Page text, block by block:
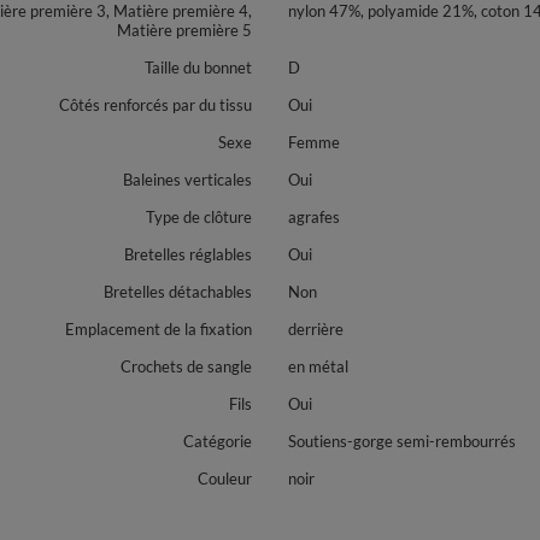
première 3, Matière première 4,
Matière première 5
nylon 47%, polyamide 21%, coton
Taille du bonnet
D
Côtés renforcés par du tissu
Oui
Sexe
Femme
Baleines verticales
Oui
Type de clôture
agrafes
Bretelles réglables
Oui
Bretelles détachables
Non
Emplacement de la fixation
derrière
Crochets de sangle
en métal
Fils
Oui
Catégorie
Soutiens-gorge semi-rembourrés
Couleur
noir